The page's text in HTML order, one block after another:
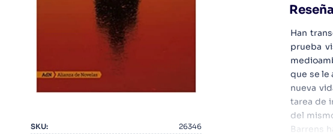
SKU:
26346
Reseña
Han
prueba
que se le
nueva
tarea de
del
Barrens